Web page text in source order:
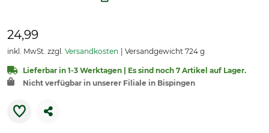
24,99
inkl. MwSt. zzgl. Versandkosten Versandgewicht 724 g
Lieferbar in 1-3 Werktagen | Es sind noch 7 Artikel auf Lager.
Nicht verfügbar in unserer Filiale in Bispingen